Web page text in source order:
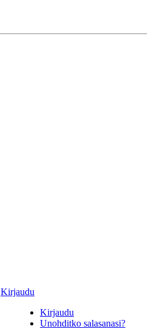
Kirjaudu
Kirjaudu
Unohditko salasanasi?